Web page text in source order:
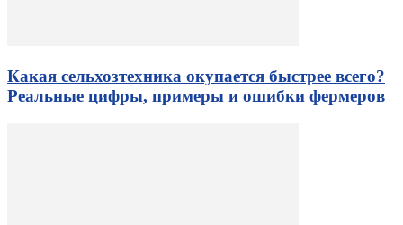
Какая сельхозтехника окупается быстрее всего?
Реальные цифры, примеры и ошибки фермеров